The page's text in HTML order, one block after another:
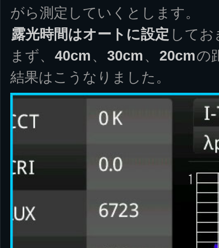
がら測定していくとします。
露光時間はオートに設定 して
まず、 40cm 、 30cm 、 20cmの
結果はこうなりました。